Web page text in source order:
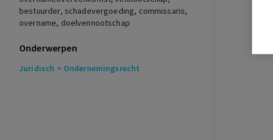
bestuurder, schadevergoeding, commissaris,
overname, doelvennootschap
Onderwerpen
Juridisch > Ondernemingsrecht